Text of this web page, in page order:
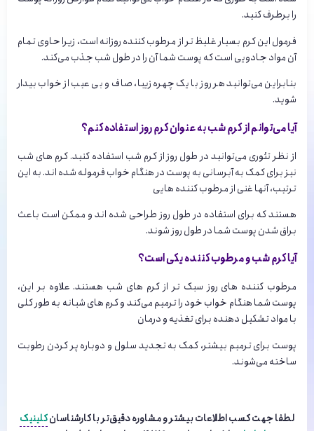
را برطرف کنید.
فرمول این کرم بسیار غلیظ ‌تر از مرطوب کننده روزانه است، زیرا حاوی تمام
آن مواد جادویی است که پوست شما آن را در طول شب جذب می‌کند.
بنابراین می‌توانید هر روز با یک چهره زیبا، صاف و بی عیب از خواب بیدار
شوید.
آیا می‌توانم از کرم شب به عنوان کرم روز استفاده کنم؟
از نظر تئوری می‌توانید در طول روز از کرم شب استفاده کنید. کرم های شب
نیز برای کمک به آبرسانی به پوست در هنگام خواب فرموله شده اند. به این
ترتیب، آنها غنی از مرطوب کننده هایی
هستند که برای استفاده در طول روز طراحی شده اند و ممکن است باعث
براق شدن پوست شما در طول روز شوند.
آیا کرم شب و مرطوب کننده یکی است؟
مرطوب کننده های روز سبک تر از کرم های شب هستند. علاوه بر این،
پوست شما هنگام خواب خود را ترمیم می‌کند و کرم های شبانه به طور کلی
با مواد تشکیل دهنده برای تغذیه و درمان
پوست برای ترمیم بیشتر، کمک به تجدید سلول و دوباره پر کردن رطوبت
ساخته می‌شوند.
لطفا جهت کسب اطلاعات بیشتر و مشاوره دقیق‌تر با کارشناسانکلینیک